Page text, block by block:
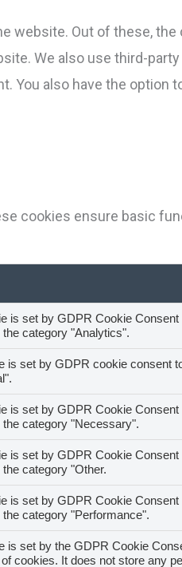
Out of these,
We also use third-
You also have the
cookies ensure basic
is set by GDPR Cookie
category "Analytics".
is set by GDPR cookie consent
is set by GDPR Cookie
category "Necessary".
is set by GDPR Cookie
category "Other.
is set by GDPR Cookie
category "Performance".
is set by the GDPR Cookie
cookies. It does not store any